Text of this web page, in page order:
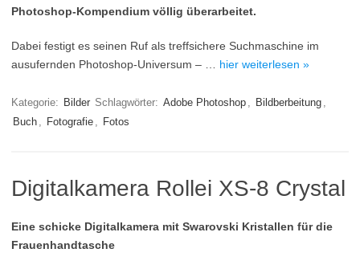
Photoshop-Kompendium völlig überarbeitet.
Dabei festigt es seinen Ruf als treffsichere Suchmaschine im
ausufernden Photoshop-Universum – … hier weiterlesen »
Kategorie: Bilder Schlagwörter: Adobe Photoshop , Bildberbeitung ,
Buch , Fotografie , Fotos
Digitalkamera Rollei XS-8 Crystal
Eine schicke Digitalkamera mit Swarovski Kristallen für die
Frauenhandtasche